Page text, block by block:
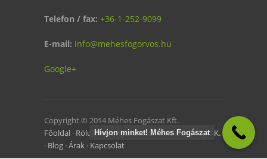
Telefon / fax: +36-1-252-9099
E-mail: info@mehesfogorvos.hu
Google+
Copyright © 2014 Méhes Fogászat Kft.
Főoldal · Rólunk· Szolgáltatásaink·Galéria·Gy.I.K.
· Blog ·Árak · Kapcsolat
Hívjon minket! Méhes Fogászat